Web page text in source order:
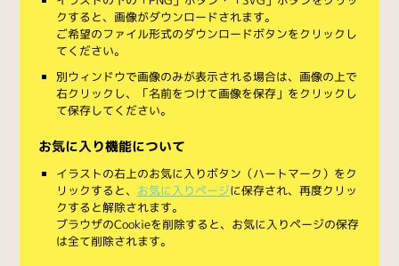
クすると、画像がダウンロードされます。
ご希望のファイル形式のダウンロードボタンをクリックし
てください。
別ウィンドウで画像のみが表示される場合は、画像の上で
右クリックし、「名前をつけて画像を保存」をクリックし
て保存してください。
お気に入り機能について
イラストの右上のお気に入りボタン（ハートマーク）をク
リックすると、 お気に入りページに保存され、再度クリッ
クすると解除されます。
ブラウザのCookieを削除すると、お気に入りページの保存
は全て削除されます。